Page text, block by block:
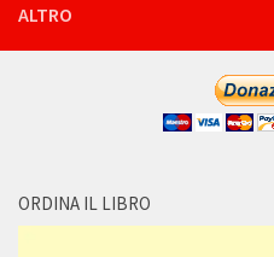
ALTRO
ORDINA IL LIBRO